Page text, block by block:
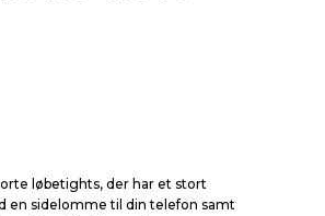
løbetights, der har et stort
en sidelomme til din telefon samt